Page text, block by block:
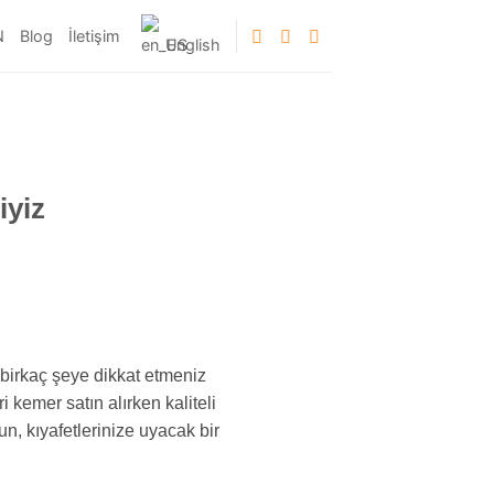
Blog İletişim English
şeye dikkat etmeniz
kemer satın alırken kaliteli
kıyafetlerinize uyacak bir